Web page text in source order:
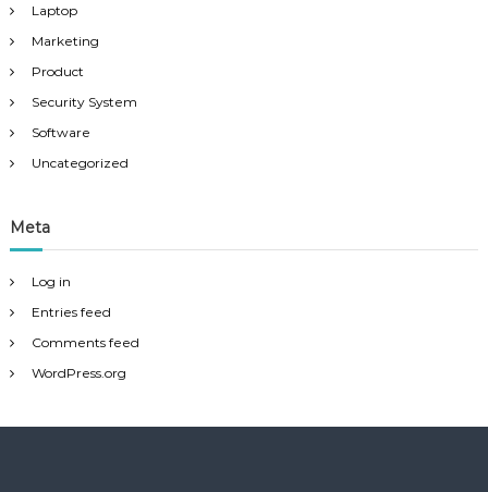
Laptop
Marketing
Product
Security System
Software
Uncategorized
Meta
Log in
Entries feed
Comments feed
WordPress.org